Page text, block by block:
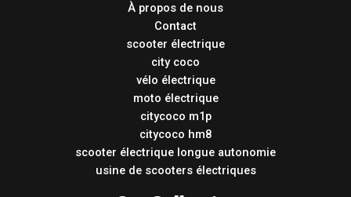
À propos de nous
Contact
scooter électrique
city coco
vélo électrique
moto électrique
citycoco m1p
citycoco hm8
scooter électrique longue autonomie
usine de scooters électriques